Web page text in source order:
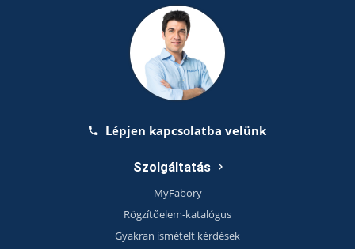
Lépjen kapcsolatba velünk
Szolgáltatás
MyFabory
Rögzítőelem-katalógus
Gyakran ismételt kérdések